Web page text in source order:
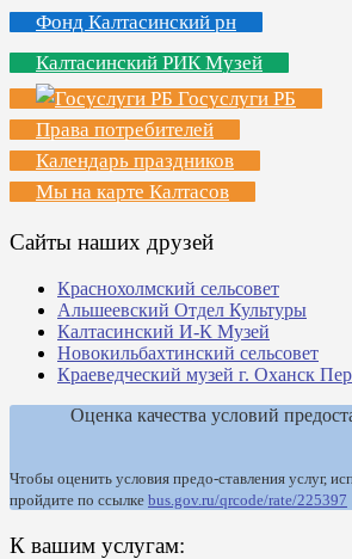
Фонд Калтасинский рн
Калтасинский РИК Музей
Госуслуги РБ
Права потребителей
Календарь праздников
Мы на карте Калтасов
Сайты наших друзей
Краснохолмский сельсовет
Альшеевский Отдел Культуры
Калтасинский И-К Музей
Новокильбахтинский сельсовет
Краеведческий музей г. Оханск
Оценка качества условий
Чтобы оценить условия предо-ставления услуг,
пройдите по ссылке bus.gov.ru/qrcode/rate/225397
К вашим услугам: